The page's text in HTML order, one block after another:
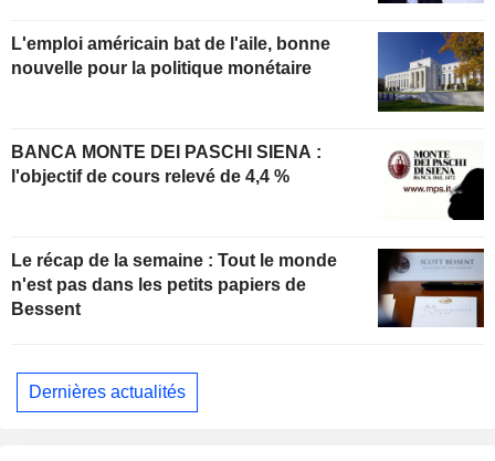
L'emploi américain bat de l'aile, bonne
nouvelle pour la politique monétaire
BANCA MONTE DEI PASCHI SIENA :
l'objectif de cours relevé de 4,4 %
Le récap de la semaine : Tout le monde
n'est pas dans les petits papiers de
Bessent
Dernières actualités